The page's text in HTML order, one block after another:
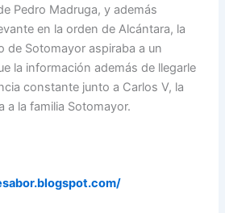
Pedro Madruga, y además
en la orden de Alcántara, la
de Sotomayor aspiraba a un
la información además de llegarle
constante junto a Carlos V, la
a la familia Sotomayor.